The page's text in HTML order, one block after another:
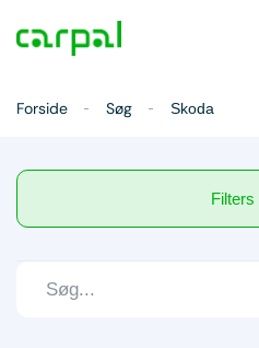
Forside Søg Skoda